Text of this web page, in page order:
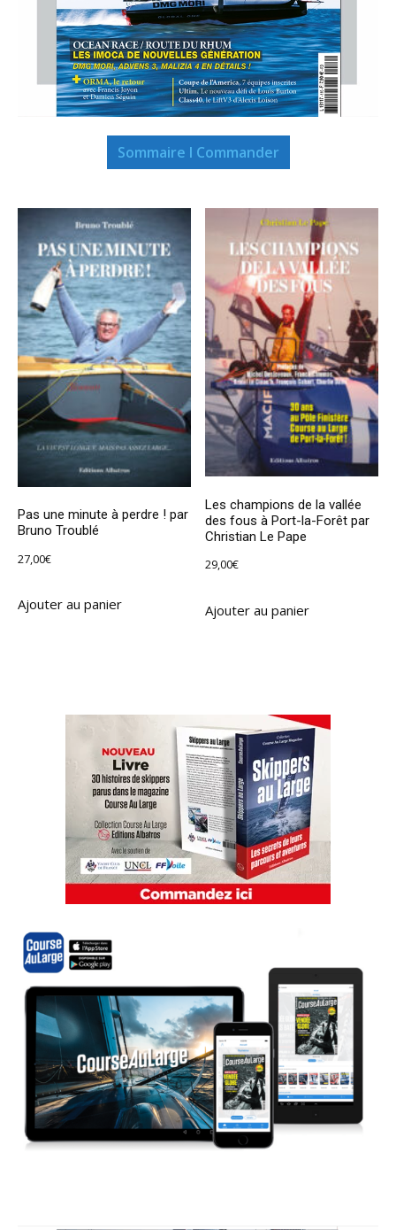
Sommaire I Commander
Pas une minute à perdre ! par
Bruno Troublé
27,00€
Ajouter au panier
Les champions de la vallée
des fous à Port-la-Forêt par
Christian Le Pape
29,00€
Ajouter au panier